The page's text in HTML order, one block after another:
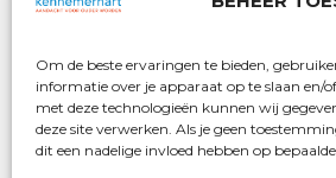
Om de beste ervaringen te bieden,
informatie over je apparaat op te slaan en/
met deze technologieën kunnen wij
deze site verwerken. Als je geen
dit een nadelige invloed hebben op
Dag- & ontmoetingscentra
Behandelcentrum
Revalidatie